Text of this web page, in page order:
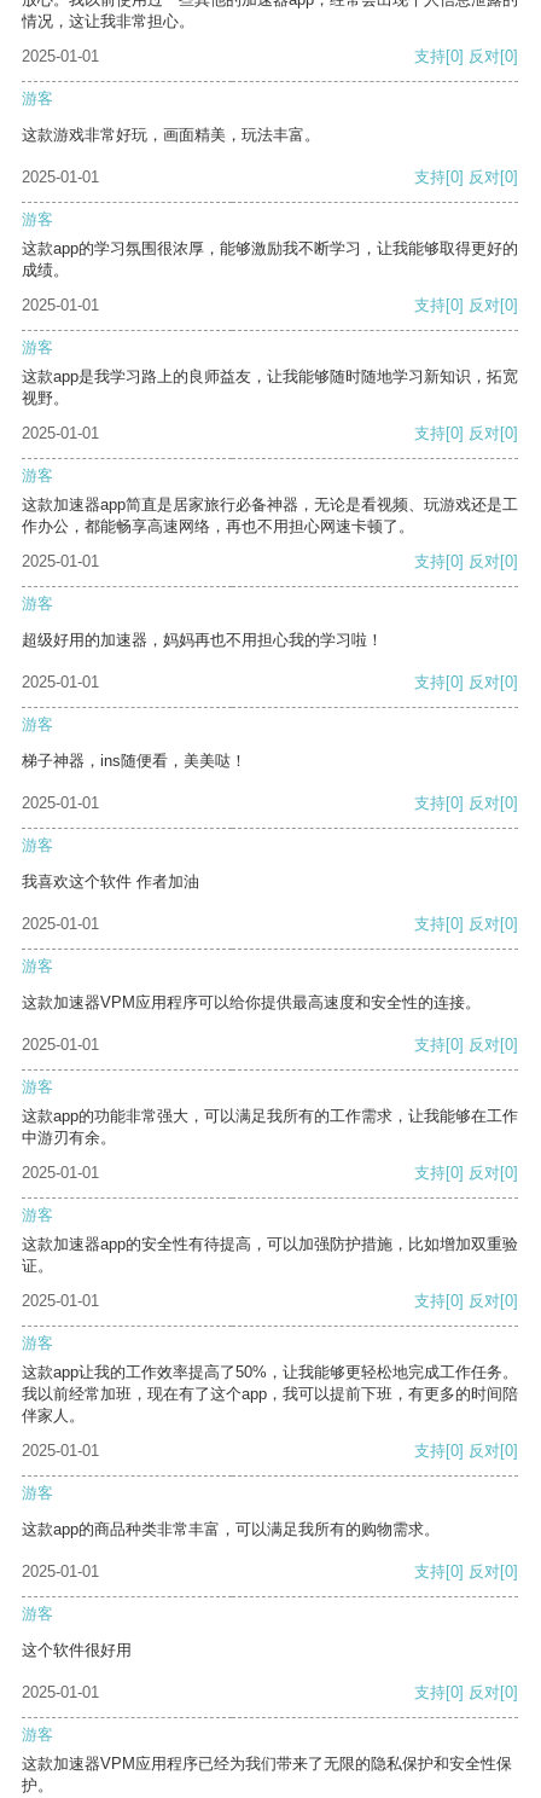
情况，这让我非常担心。
2025-01-01
支持[0] 反对[0]
游客
这款游戏非常好玩，画面精美，玩法丰富。
2025-01-01 支持[0] 反对[0]
游客
这款app的学习氛围很浓厚，能够激励我不断学习，让我能够取得更好的
成绩。
2025-01-01
支持[0] 反对[0]
游客
这款app是我学习路上的良师益友，让我能够随时随地学习新知识，拓宽
视野。
2025-01-01
支持[0] 反对[0]
游客
这款加速器app简直是居家旅行必备神器，无论是看视频、玩游戏还是工
作办公，都能畅享高速网络，再也不用担心网速卡顿了。
2025-01-01
支持[0] 反对[0]
游客
超级好用的加速器，妈妈再也不用担心我的学习啦！
2025-01-01 支持[0] 反对[0]
游客
梯子神器，ins随便看，美美哒！
2025-01-01 支持[0] 反对[0]
游客
我喜欢这个软件 作者加油
2025-01-01 支持[0] 反对[0]
游客
这款加速器VPM应用程序可以给你提供最高速度和安全性的连接。
2025-01-01 支持[0] 反对[0]
游客
这款app的功能非常强大，可以满足我所有的工作需求，让我能够在工作
中游刃有余。
2025-01-01
支持[0] 反对[0]
游客
这款加速器app的安全性有待提高，可以加强防护措施，比如增加双重验
证。
2025-01-01
支持[0] 反对[0]
游客
这款app让我的工作效率提高了50%，让我能够更轻松地完成工作任务。
我以前经常加班，现在有了这个app，我可以提前下班，有更多的时间陪
伴家人。
2025-01-01
支持[0] 反对[0]
游客
这款app的商品种类非常丰富，可以满足我所有的购物需求。
2025-01-01 支持[0] 反对[0]
游客
这个软件很好用
2025-01-01 支持[0] 反对[0]
游客
这款加速器VPM应用程序已经为我们带来了无限的隐私保护和安全性保
护。